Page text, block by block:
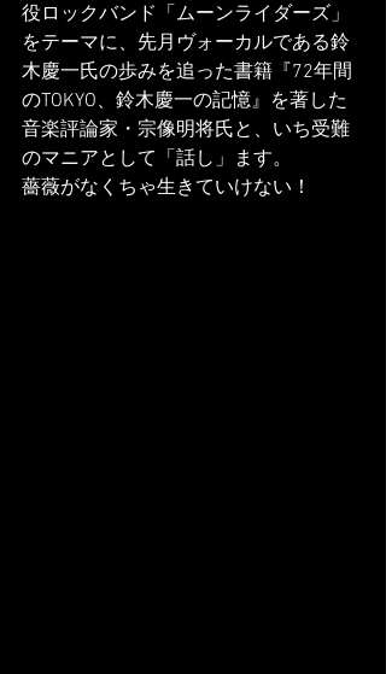
役ロックバンド「ムーンライダーズ」
をテーマに、先月ヴォーカルである鈴
木慶一氏の歩みを追った書籍『72年間
のTOKYO、鈴木慶一の記憶』を著した
音楽評論家・宗像明将氏と、いち受難
のマニアとして「話し」ます。
薔薇がなくちゃ生きていけない！